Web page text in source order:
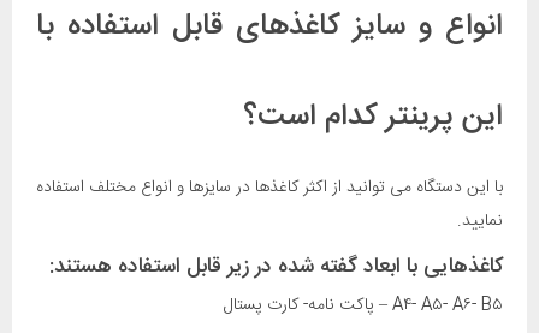
انواع و سایز کاغذهای قابل استفاده با
این پرینتر کدام است؟
با این دستگاه می توانید از اکثر کاغذها در سایزها و انواع مختلف استفاده
نمایید.
کاغذهایی با ابعاد گفته شده در زیر قابل استفاده هستند:
A۴- A۵- A۶- B۵ – پاکت نامه- کارت پستال